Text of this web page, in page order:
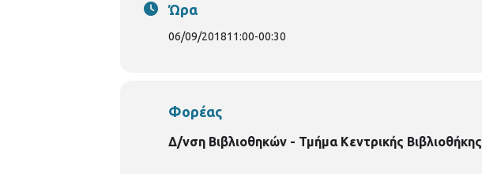
Ώρα
06/09/201811:00-00:30
Φορέας
Δ/νση Βιβλιοθηκών - Τμήμα Κεντρικής Βιβλιοθήκης